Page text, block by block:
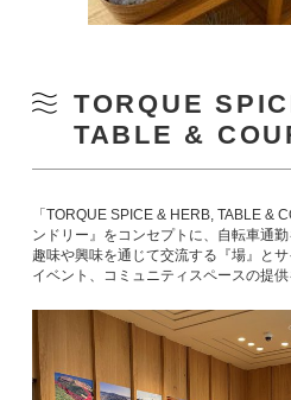
TORQUE
TABLE &
「TORQUE SPICE & HERB, TABLE &
ンドリー』をコンセプトに、自転車通
趣味や興味を通じて交流する『場』と
イベント、コミュニティスペースの提供